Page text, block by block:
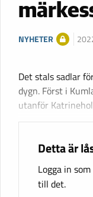
NYHETER
Det stals sadlar
dygn. Först i
utanför
Detta är
Logga in
till det.